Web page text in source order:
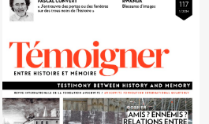
Nr. 117 (03/2013) Hoe
herinneringen zich tot elkaar
verhouden